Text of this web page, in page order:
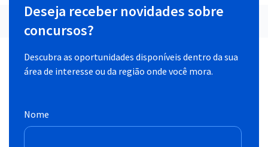
Deseja receber novidades sobre
concursos?
Descubra as oportunidades disponíveis dentro da sua
área de interesse ou da região onde você mora.
Nome